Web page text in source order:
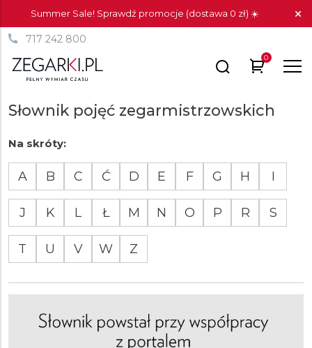
Summer Sale! Sprawdź promocje (dostawa 0 zł) ☀️
717 242 800
0
Słownik pojęć zegarmistrzowskich
Na skróty:
A B C Ć D E F G H I
J K L Ł M N O P R S
T U V W Z